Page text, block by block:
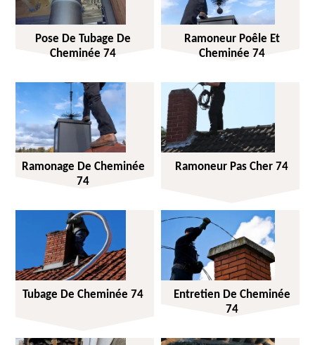
Pose De Tubage De
Cheminée 74
Ramoneur Poêle Et
Cheminée 74
Ramonage De Cheminée
74
Ramoneur Pas Cher 74
Tubage De Cheminée 74
Entretien De Cheminée
74